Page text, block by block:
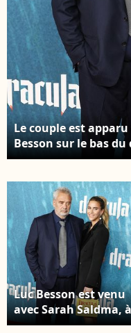
Le couple est
Besson sur le bas
L'avant-première de
03/02/3026. Sur la
Saldman Photo :
Luc Besson est venu
avec Sarah Saldma, à
l'avant-première de